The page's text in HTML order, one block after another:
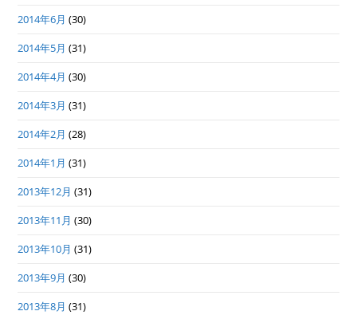
2014年6月 (30)
2014年5月 (31)
2014年4月 (30)
2014年3月 (31)
2014年2月 (28)
2014年1月 (31)
2013年12月 (31)
2013年11月 (30)
2013年10月 (31)
2013年9月 (30)
2013年8月 (31)